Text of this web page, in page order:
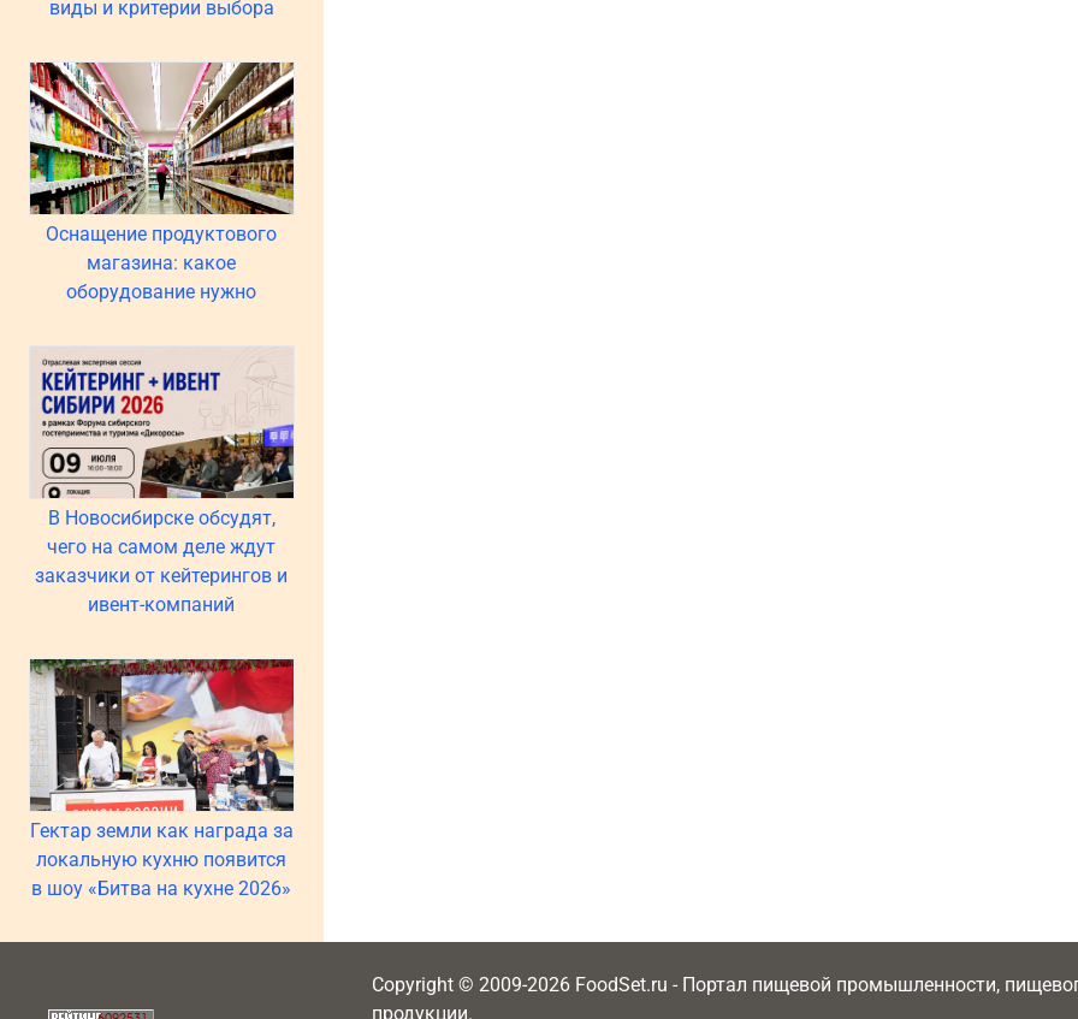
виды и критерии выбора
Оснащение продуктового
магазина: какое
оборудование нужно
В Новосибирске обсудят,
чего на самом деле ждут
заказчики от кейтерингов и
ивент-компаний
Гектар земли как награда за
локальную кухню появится
в шоу «Битва на кухне 2026»
Copyright © 2009-2026 FoodSet.ru - Портал пищевой промышленности,
продукции.